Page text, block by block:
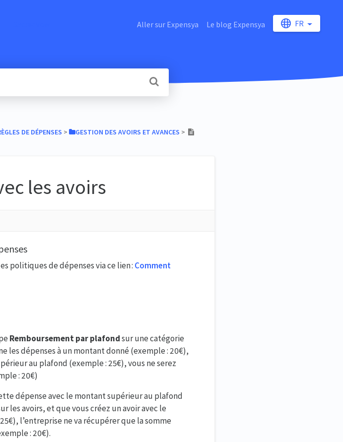
Aller sur Expensya Le blog Expensya FR
DE DÉPENSES ​ > ​ ​GESTION DES AVOIRS ET AVANCES ​ > ​
les avoirs
politiques de dépenses via ce lien : Comment
Remboursement par plafondsur une catégorie
les dépenses à un montant donné (exemple : 20€),
au plafond (exemple : 25€), vous ne serez
: 20€)
dépense avec le montant supérieur au plafond
les avoirs, et que vous créez un avoir avec le
l’entreprise ne va récupérer que la somme
: 20€).